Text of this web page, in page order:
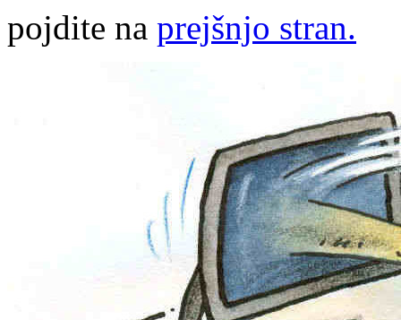
pojdite na prejšnjo stran.